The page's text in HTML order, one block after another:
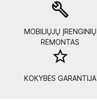
build
MOBILIŲJŲ ĮRENGINIŲ
REMONTAS
star_border
KOKYBĖS GARANTIJA